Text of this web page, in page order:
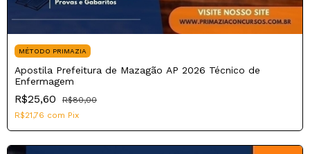
MÉTODO PRIMAZIA
Apostila Prefeitura de Mazagão AP 2026 Técnico de
Enfermagem
R$25,60
R$80,00
R$21,76 com Pix